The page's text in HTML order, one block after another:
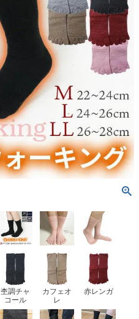
杢調チャ
コール
カフェオ
レ
赤レンガ